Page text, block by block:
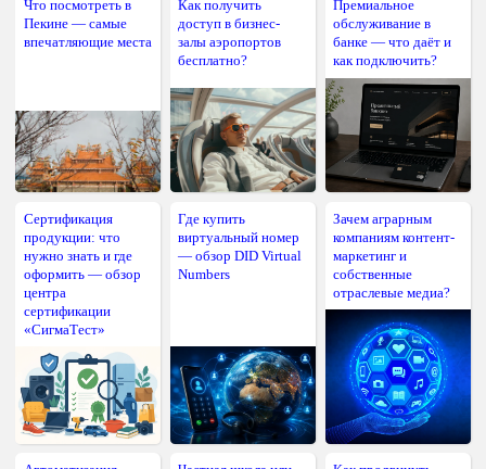
Что посмотреть в
Пекине — самые
впечатляющие места
Как получить
доступ в бизнес-
залы аэропортов
бесплатно?
Премиальное
обслуживание в
банке — что даёт и
как подключить?
Сертификация
продукции: что
нужно знать и где
оформить — обзор
центра
сертификации
«СигмаТест»
Где купить
виртуальный номер
— обзор DID Virtual
Numbers
Зачем аграрным
компаниям контент-
маркетинг и
собственные
отраслевые медиа?